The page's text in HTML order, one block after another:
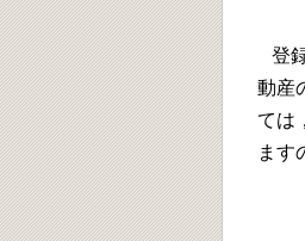
登
動産
ては
ます